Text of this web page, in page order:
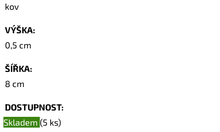
kov
VÝŠKA:
0,5 cm
ŠÍŘKA:
8 cm
DOSTUPNOST:
Skladem (5 ks)